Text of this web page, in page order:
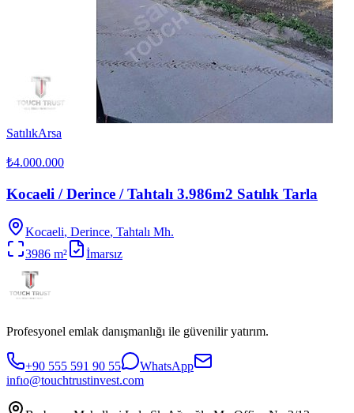
SatılıkArsa
₺4.000.000
Kocaeli / Derince / Tahtalı 3.986m2 Satılık Tarla
Kocaeli, Derince, Tahtalı Mh.
3986 m² İmarsız
Profesyonel emlak danışmanlığı ile güvenilir yatırım.
+90 555 591 90 55
WhatsApp
infıo@touchtrustinvest.com